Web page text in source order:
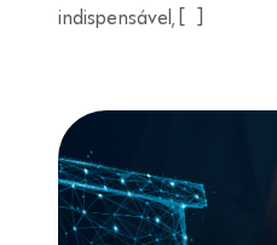
indispensável, […]